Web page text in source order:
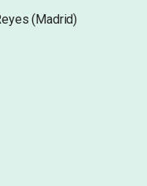
(Madrid)